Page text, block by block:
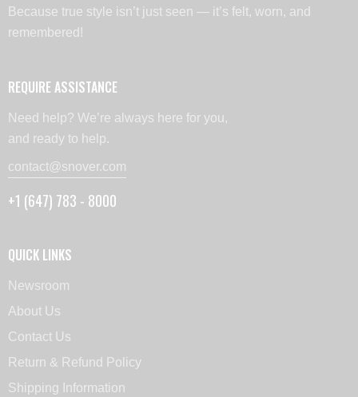
Because true style isn’t just seen — it’s felt, worn, and
remembered!
REQUIRE ASSISTANCE
Need help? We’re always here for you,
and ready to help.
contact@snover.com
+1 (647) 783 - 8000
QUICK LINKS
Newsroom
About Us
Contact Us
Return & Refund Policy
Shipping Information